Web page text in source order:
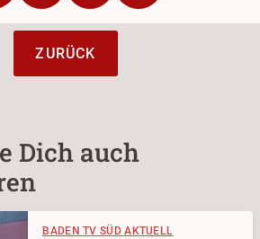
ZURÜCK
Dich auch
BADEN TV SÜD AKTUELL